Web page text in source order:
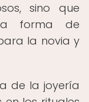
sino que
forma de
la novia y
de la joyería